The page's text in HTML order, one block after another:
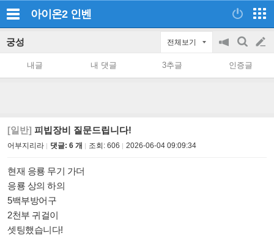
아이온2 인벤
궁성 전체보기
공
on/off
검
색
글
쓰
내글 내 댓글 3추글 인증글
[일반] 피빕장비 질문드립니다!
어부지리라 댓글: 6 개 조회: 606 2026-06-04 09:09:34
현재 응룡 무기 가더
응룡 상의 하의
5백부방어구
2천부 귀걸이
셋팅했습니다!